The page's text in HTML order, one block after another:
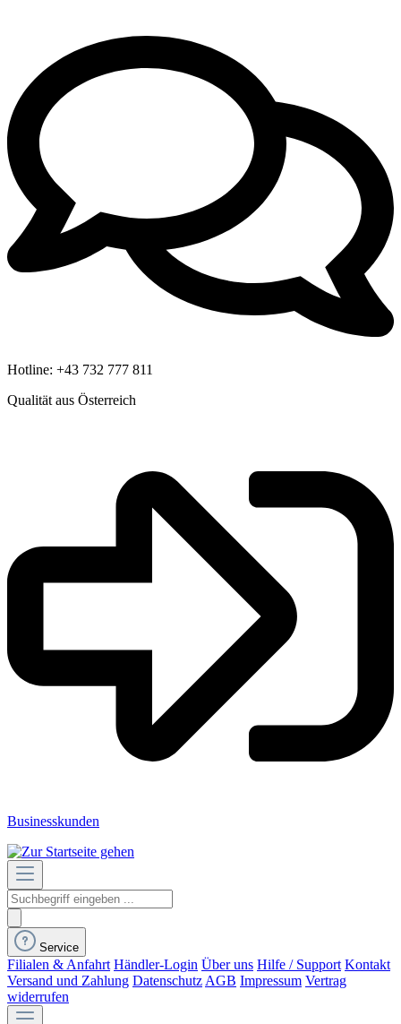
Hotline: +43 732 777 811
Qualität aus Österreich
Businesskunden
Service
Filialen & Anfahrt Händler-Login Über uns Hilfe / Support Kontakt
Versand und Zahlung Datenschutz AGB Impressum Vertrag
widerrufen